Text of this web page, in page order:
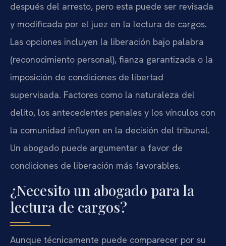
después del arresto, pero esta puede ser revisada
y modificada por el juez en la lectura de cargos.
Las opciones incluyen la liberación bajo palabra
(reconocimiento personal), fianza garantizada o la
imposición de condiciones de libertad
supervisada. Factores como la naturaleza del
delito, los antecedentes penales y los vínculos con
la comunidad influyen en la decisión del tribunal.
Un abogado puede argumentar a favor de
condiciones de liberación más favorables.
¿Necesito un abogado para la
lectura de cargos?
Aunque técnicamente puede comparecer por su